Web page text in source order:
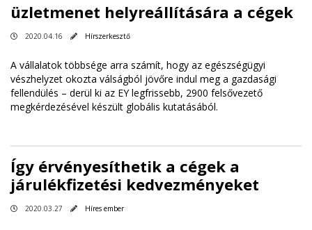
üzletmenet helyreállítására a cégek
2020.04.16 Hírszerkesztő
A vállalatok többsége arra számít, hogy az egészségügyi
vészhelyzet okozta válságból jövőre indul meg a gazdasági
fellendülés – derül ki az EY legfrissebb, 2900 felsővezető
megkérdezésével készült globális kutatásából.
Így érvényesíthetik a cégek a
járulékfizetési kedvezményeket
2020.03.27 Híres ember